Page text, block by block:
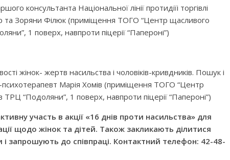
консультанта Національної лінії протидіїі торгівлі
та Зоряни Філюк (приміщення ТОГО “Центр щасливого
1 поверх, навпроти піцерії “Папероні”)
жінок- жертв насильства і чоловіків-кривдників. Пошук і
психотерапевт Марія Хомів (приміщення ТОГО “Центр
“Подоляни”, 1 поверх, навпроти піцерії “Папероні”)
участь в акції «16 днів проти насильства» для
щодо жінок та дітей. Також закликають ділитися
запрошують до співпраці. Контактний телефон: 42-48-